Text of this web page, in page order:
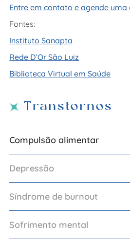
Entre em contato e agende uma
Fontes:
Instituto Sanapta
Rede D’Or São Luiz
Biblioteca Virtual em Saúde
Transtornos
Compulsão alimentar
Depressão
Síndrome de burnout
Sofrimento mental